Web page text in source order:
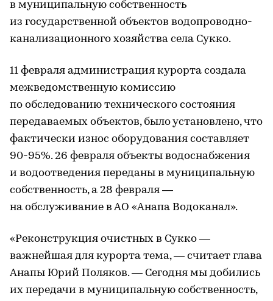
в муниципальную собственность
из государственной объектов водопроводно-
канализационного хозяйства села Сукко.
11 февраля администрация курорта создала
межведомственную комиссию
по обследованию технического состояния
передаваемых объектов, было установлено, что
фактически износ оборудования составляет
90-95%. 26 февраля объекты водоснабжения
и водоотведения переданы в муниципальную
собственность, а 28 февраля —
на обслуживание в АО «Анапа Водоканал».
«Реконструкция очистных в Сукко —
важнейшая для курорта тема, — считает глава
Анапы Юрий Поляков. — Сегодня мы добились
их передачи в муниципальную собственность,